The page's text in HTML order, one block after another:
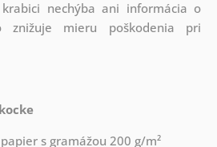
nechýba ani informácia o
znižuje mieru poškodenia pri
s gramážou 200 g/m²